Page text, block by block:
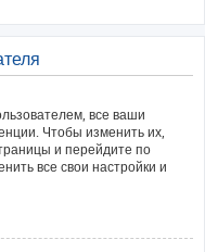
все ваши
Чтобы изменить их,
и перейдите по
все свои настройки и